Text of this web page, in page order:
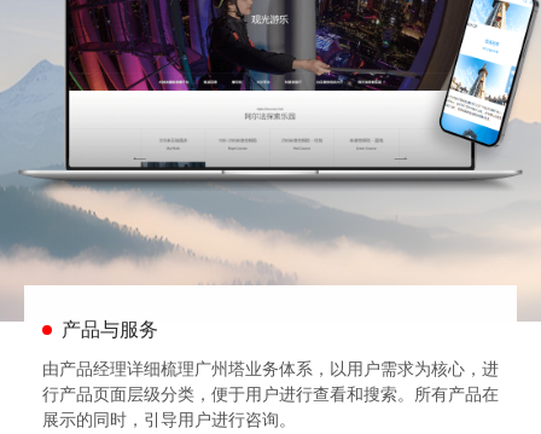
产品与服务
由产品经理详细梳理广州塔业务体系，以用户需求为核心，进
行产品页面层级分类，便于用户进行查看和搜索。所有产品在
展示的同时，引导用户进行咨询。